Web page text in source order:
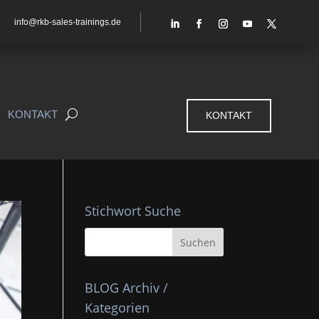
info@rkb-sales-trainings.de
KONTAKT KONTAKT
Stichwort Suche
BLOG Archiv /
Kategorien